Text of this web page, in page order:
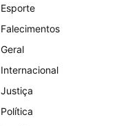
Esporte
Falecimentos
Geral
Internacional
Justiça
Política